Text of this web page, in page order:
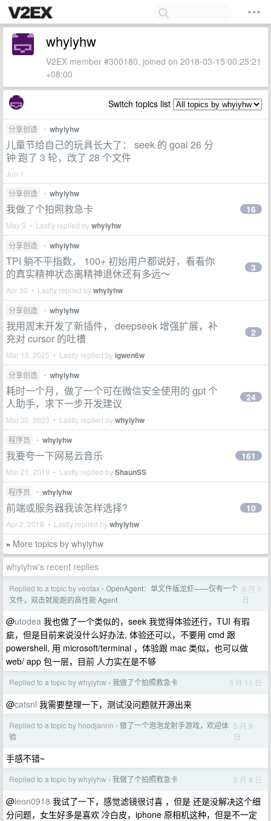
whyiyhw
V2EX member #300180, joined on 2018-03-15 00:25:21
+08:00
Switch topics list
分享创造 • whyiyhw
儿童节给自己的玩具长大了： seek 的 goal 26 分
钟 跑了 3 轮，改了 28 个文件
Jun 1
分享创造
• whyiyhw
我做了个拍照救急卡
May 9 • Lastly replied bywhyiyhw
16
分享创造 • whyiyhw
TPI 躺不平指数， 100+ 初始用户都说好，看看你
的真实精神状态离精神退休还有多远～
Apr 30 • Lastly replied bywhyiyhw
3
分享创造 • whyiyhw
我用周末开发了新插件， deepseek 增强扩展，补
充对 cursor 的吐槽
Mar 10, 2025 • Lastly replied byigwen6w
2
分享创造 • whyiyhw
耗时一个月，做了一个可在微信安全使用的 gpt 个
人助手，求下一步开发建议
Mar 30, 2023 • Lastly replied bywhyiyhw
24
程序员 • whyiyhw
我要夸一下网易云音乐
Mar 21, 2019 • Lastly replied byShaunSS
161
程序员 • whyiyhw
前端或服务器我该怎样选择?
Apr 2, 2018 • Lastly replied bywhyiyhw
10
» More topics by whyiyhw
whyiyhw's recent replies
Replied to a topic by veotax › OpenAgent：单文件版龙虾——仅有一个
文件，双击就能跑的高性能 Agent
6 月 1
日
@utodea 我也做了一个类似的，seek 我觉得体验还行，TUI 有瑕
疵，但是目前来说没什么好办法, 体验还可以，不要用 cmd 跟
powershell, 用 microsoft/terminal ，体验跟 mac 类似，也可以做
web/ app 包一层，目前 人力实在是不够
Replied to a topic by whyiyhw › 我做了个拍照救急卡 5 月 11 日
@catsnl 我需要整理一下，测试没问题就开源出来
Replied to a topic by hoodjannn › 做了一个泡泡龙射手游戏，欢迎体
验
5 月 9
日
手感不错~
Replied to a topic by whyiyhw › 我做了个拍照救急卡 5 月 8 日
@leon0918 我试了一下，感觉滤镜很讨喜 ，但是 还是没解决这个细
分问题，女生好多是喜欢 冷白皮，iphone 原相机这种，但是不一定